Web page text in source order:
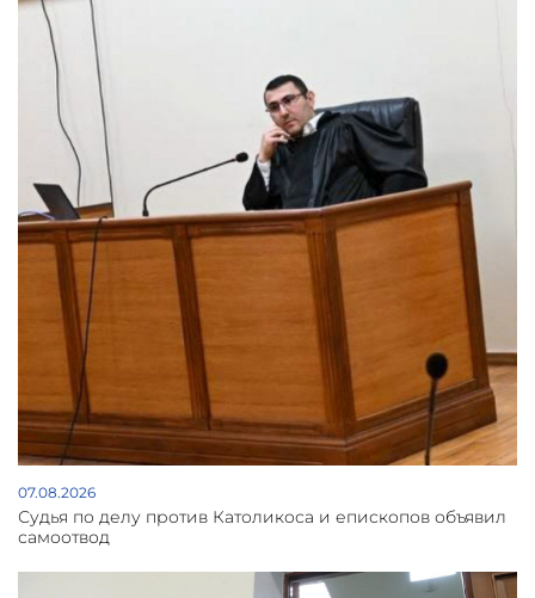
07.08.2026
Судья по делу против Католикоса и епископов объявил
самоотвод